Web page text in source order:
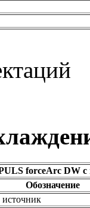
forceArc DW с
Обозначение